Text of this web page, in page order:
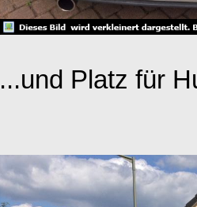
...und Platz für